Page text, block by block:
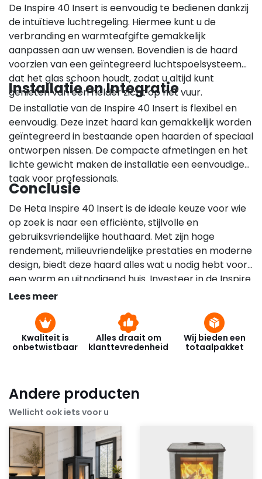
De Inspire 40 Insert is eenvoudig te bedienen dankzij
de intuïtieve luchtregeling. Hiermee kunt u de
verbranding en warmteafgifte gemakkelijk
aanpassen aan uw wensen. Bovendien is de haard
voorzien van een geïntegreerd luchtspoelsysteem
dat het glas schoon houdt, zodat u altijd kunt
genieten van een helder zicht op het vuur.
Installatie en Integratie
De installatie van de Inspire 40 Insert is flexibel en
eenvoudig. Deze inzet haard kan gemakkelijk worden
geïntegreerd in bestaande open haarden of speciaal
ontworpen nissen. De compacte afmetingen en het
lichte gewicht maken de installatie een eenvoudige
taak voor professionals.
Conclusie
De Heta Inspire 40 Insert is de ideale keuze voor wie
op zoek is naar een efficiënte, stijlvolle en
gebruiksvriendelijke houthaard. Met zijn hoge
rendement, milieuvriendelijke prestaties en moderne
design, biedt deze haard alles wat u nodig hebt voor
een warm en uitnodigend huis. Investeer in de Inspire
40 Insert en geniet van de ultieme combinatie van
Lees meer
Kwaliteit is
onbetwistbaar
Alles draait om
klanttevredenheid
Wij bieden een
totaalpakket
Andere producten
Wellicht ook iets voor u